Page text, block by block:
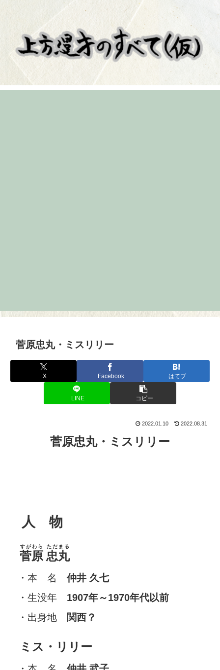
菅原忠丸・ミスリリー
X Facebook はてブ
LINE コピー
2022.01.10 2022.08.31
菅原忠丸・ミスリリー
人 物
菅原
すがわら
忠丸
ただまる
・本 名
仲井 久七
・生没年 1907年～1970年代以前
・出身地
関西？
ミス・リリー